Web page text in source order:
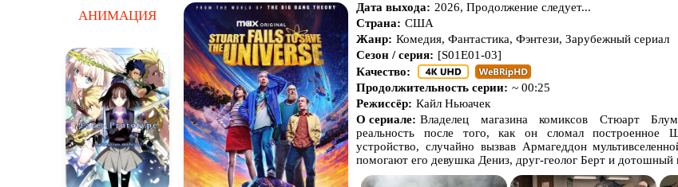
АНИМАЦИЯ
Дата выхода: 2026, Продолжение следует...
Страна: США
Жанр: Комедия, Фантастика, Фэнтези, Зарубежный сериал
Сезон / серия: [S01E01-03]
Качество:
Продолжительность серии: ~ 00:25
Режиссёр: Кайл Ньюачек
О сериале: Владелец магазина комиксов Стюарт
реальность после того, как он сломал построенное
устройство, случайно вызвав Армагеддон
помогают его девушка Дениз, друг-геолог Берт и дотошный